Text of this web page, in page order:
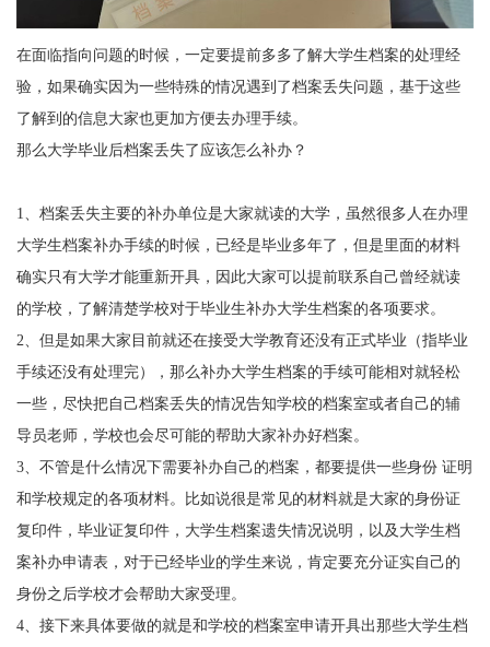
在面临指向问题的时候，一定要提前多多了解大学生档案的处理经
验，如果确实因为一些特殊的情况遇到了档案丢失问题，基于这些
了解到的信息大家也更加方便去办理手续。
那么大学毕业后档案丢失了应该怎么补办？
1
、档案丢失主要的补办单位是大家就读的大学，虽然很多人在办理
大学生档案补办手续的时候，已经是毕业多年了，但是里面的材料
确实只有大学才能重新开具，因此大家可以提前联系自己曾经就读
的学校，了解清楚学校对于毕业生补办大学生档案的各项要求。
2 、但是如果大家目前就还在接受大学教育还没有正式毕业（指毕业
手续还没有处理完），那么补办大学生档案的手续可能相对就轻松
一些，尽快把自己档案丢失的情况告知学校的档案室或者自己的辅
导员老师，学校也会尽可能的帮助大家补办好档案。
3、不管是什么情况下需要补办自己的档案，都要提供一些身份 证明
和学校规定的各项材料。比如说很是常见的材料就是大家的身份证
复印件，毕业证复印件，大学生档案遗失情况说明，以及大学生档
案补办申请表，对于已经毕业的学生来说，肯定要充分证实自己的
身份之后学校才会帮助大家受理。
4、接下来具体要做的就是和学校的档案室申请开具出那些大学生档